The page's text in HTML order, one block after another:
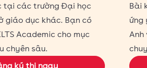
tại các trường Đại học
giáo dục khác. Bạn có
Academic cho mục
chyên sâu.
ký thi ngay
Bài
ứng
Anh